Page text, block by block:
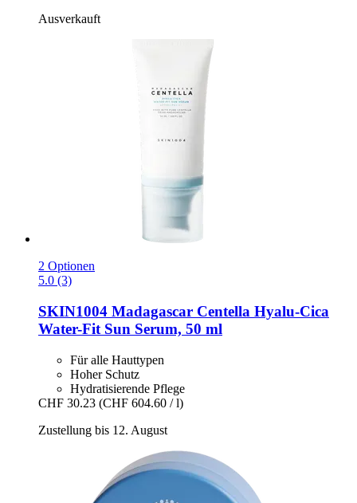
Ausverkauft
2 Optionen
5.0 (3)
SKIN1004 Madagascar Centella Hyalu-​Cica
Water-​Fit Sun Serum, 50 ml
Für alle Hauttypen
Hoher Schutz
Hydratisierende Pflege
CHF 30.23 (CHF 604.60 / l)
Zustellung bis 12. August